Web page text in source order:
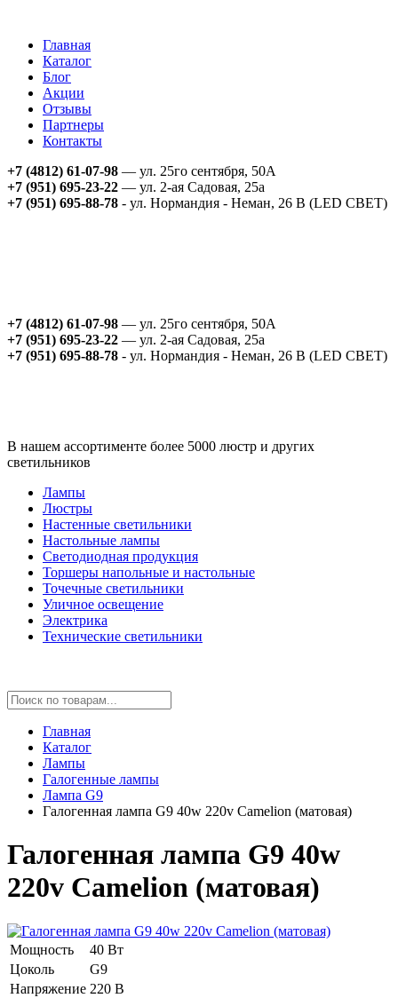
Главная
Каталог
Блог
Акции
Отзывы
Партнеры
Контакты
+7 (4812) 61-07-98 — ул. 25го сентября, 50А
+7 (951) 695-23-22 — ул. 2-ая Садовая, 25а
+7 (951) 695-88-78 - ул. Нормандия - Неман, 26 В (LED СВЕТ)
+7 (4812) 61-07-98 — ул. 25го сентября, 50А
+7 (951) 695-23-22 — ул. 2-ая Садовая, 25а
+7 (951) 695-88-78 - ул. Нормандия - Неман, 26 В (LED СВЕТ)
В нашем ассортименте более 5000 люстр и других
светильников
Лампы
Люстры
Настенные светильники
Настольные лампы
Светодиодная продукция
Торшеры напольные и настольные
Точечные светильники
Уличное освещение
Электрика
Технические светильники
Главная
Каталог
Лампы
Галогенные лампы
Лампа G9
Галогенная лампа G9 40w 220v Camelion (матовая)
Галогенная лампа G9 40w
220v Camelion (матовая)
Мощность
40 Вт
Цоколь
G9
Напряжение 220 В